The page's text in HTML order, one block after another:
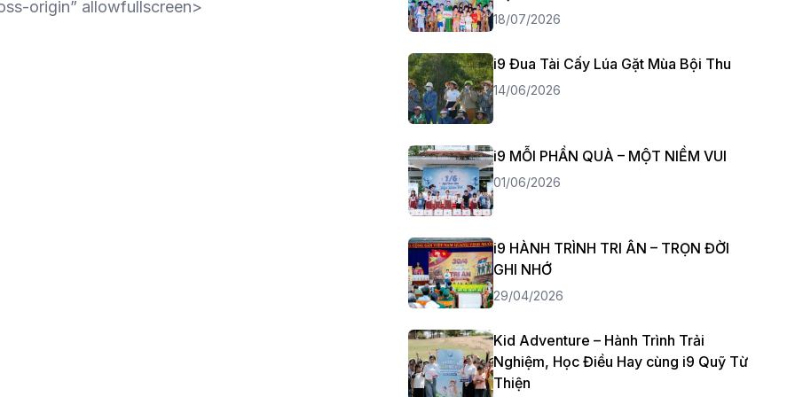
origin” allowfullscreen>
18/07/2026
i9 Đua Tài Cấy Lúa Gặt Mùa Bội Thu
14/06/2026
i9 MỖI PHẦN QUÀ – MỘT NIỀM VUI
01/06/2026
i9 HÀNH TRÌNH TRI ÂN – TRỌN ĐỜI
GHI NHỚ
29/04/2026
Kid Adventure – Hành Trình Trải
Nghiệm, Học Điều Hay cùng i9 Quỹ Từ
Thiện